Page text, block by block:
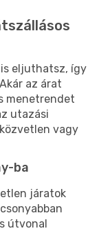
eljuthatsz, így
az árat
menetrendet
utazási
vagy
ba
járatok
útvonal